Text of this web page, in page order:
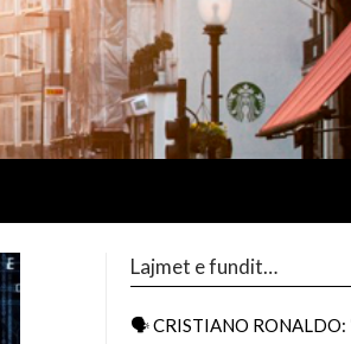
Lajmet e fundit…
🗣 CRISTIANO RONALDO: